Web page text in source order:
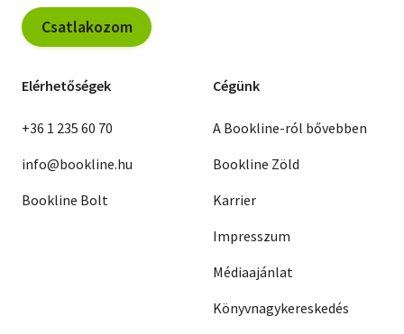
Csatlakozom
Elérhetőségek
+36 1 235 60 70
info@bookline.hu
Bookline Bolt
Cégünk
A Bookline-ról bővebben
Bookline Zöld
Karrier
Impresszum
Médiaajánlat
Könyvnagykereskedés